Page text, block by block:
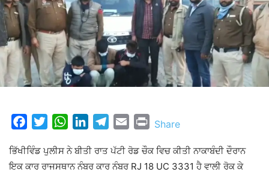
FacebookTwitterWhatsAppLinkedInTelegram
Email Print
Share
ਭਿੱਖੀਵਿੰਡ ਪੁਲੀਸ ਨੇ ਬੀਤੀ ਰਾਤ ਪੱਟੀ ਰੋਡ ਚੌਕ ਵਿਚ ਕੀਤੀ ਨਾਕਾਬੰਦੀ ਦੌਰਾਨ
ਇਕ ਕਾਰ ਰਾਜਸਥਾਨ ਨੰਬਰ ਕਾਰ ਨੰਬਰ RJ 18 UC 3331 ਹੈ ਵਾਲੀ ਰੋਕ ਕੇ